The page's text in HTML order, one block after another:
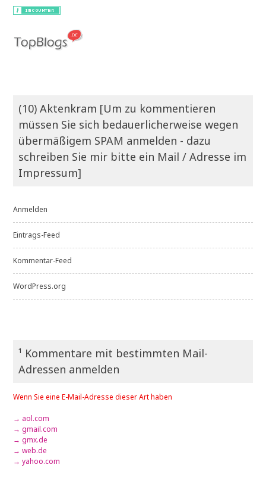
(10) Aktenkram [Um zu kommentieren
müssen Sie sich bedauerlicherweise wegen
übermäßigem SPAM anmelden - dazu
schreiben Sie mir bitte ein Mail / Adresse im
Impressum]
Anmelden
Eintrags-Feed
Kommentar-Feed
WordPress.org
¹ Kommentare mit bestimmten Mail-
Adressen anmelden
Wenn Sie eine E-Mail-Adresse dieser Art haben
→ aol.com
→ gmail.com
→ gmx.de
→ web.de
→ yahoo.com